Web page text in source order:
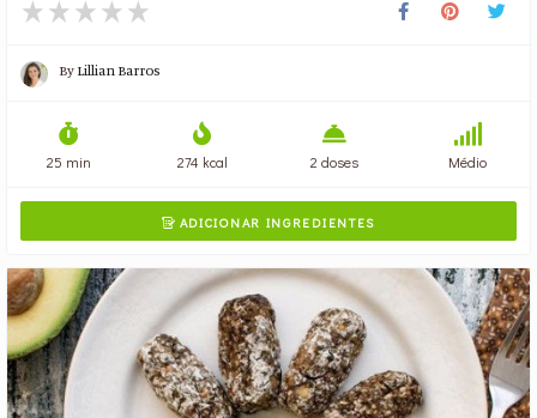
ByLillian Barros
25 min 274 kcal 2 doses Médio
ADICIONAR INGREDIENTES